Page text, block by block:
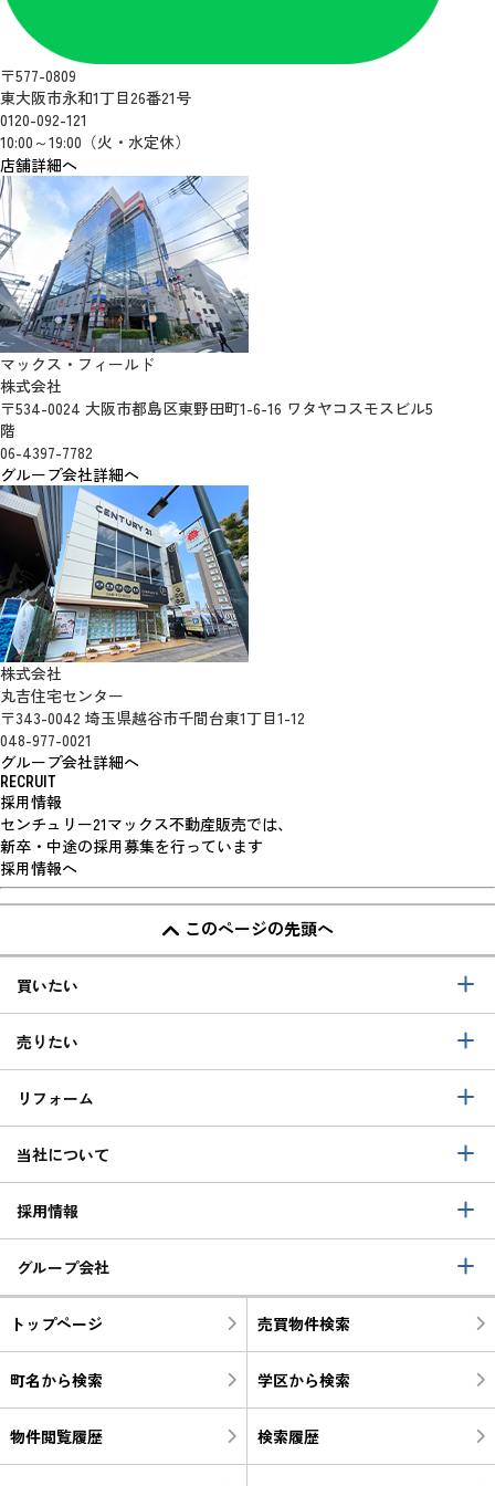
〒577-0809
東大阪市永和1丁目26番21号
0120-092-121
10:00～19:00（火・水定休）
店舗詳細へ
マックス・フィールド
株式会社
〒534-0024 大阪市都島区東野田町1-6-16 ワタヤコスモスビル5
階
06-4397-7782
グループ会社詳細へ
株式会社
丸吉住宅センター
〒343-0042 埼玉県越谷市千間台東1丁目1-12
048-977-0021
グループ会社詳細へ
RECRUIT
採用情報
センチュリー21マックス不動産販売では、
新卒・中途の採用募集を行っています
採用情報へ
このページの先頭へ
買いたい
売りたい
リフォーム
当社について
採用情報
グループ会社
トップページ 売買物件検索
町名から検索 学区から検索
物件閲覧履歴 検索履歴